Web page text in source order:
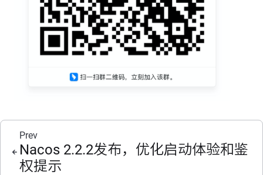
Prev
Nacos 2.2.2发布，优化启动体验和鉴
权提示